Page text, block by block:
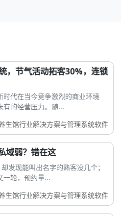
，节气活动拓客30%，连锁
代在当今竞争激烈的商业环境
有的经营压力。随...
生馆行业解决方案与管理系统软件
域弱？错在这
发现能叫出名字的熟客没几个；
一轮，预约量...
生馆行业解决方案与管理系统软件